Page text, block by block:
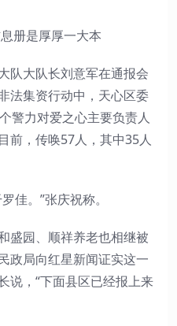
册是厚厚一大本
队大队长刘意军在通报会
法集资行动中，天心区委
警力对爱之心主要负责人
前，传唤57人，其中35人
佳。”张庆祝称。
盛园、顺祥养老也相继被
政局向红星新闻证实这一
说，“下面县区已经报上来